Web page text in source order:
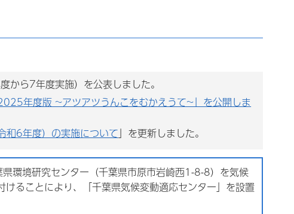
度から7年度実施）を公表しました。
年度版 ~アツアツうんこをむかえうて~」を公開しま
和6年度）の実施について」を更新しました。
環境研究センター（千葉県市原市岩崎西1-8-8）を気候
ることにより、「千葉県気候変動適応センター」を設置